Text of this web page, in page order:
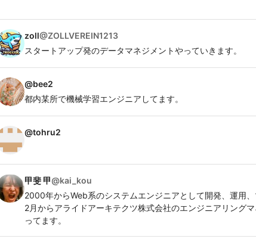
zoll@ZOLLVEREIN1213
スタートアップ発のデータマネジメントやっていきます。
@bee2
都内某所で機械学習エンジニアしてます。
@tohru2
甲斐 甲@kai_kou
2000年からWeb系のシステムエンジニアとして開発、運用
2月からアライドアーキテクツ株式会社のエンジニアリング
ってます。